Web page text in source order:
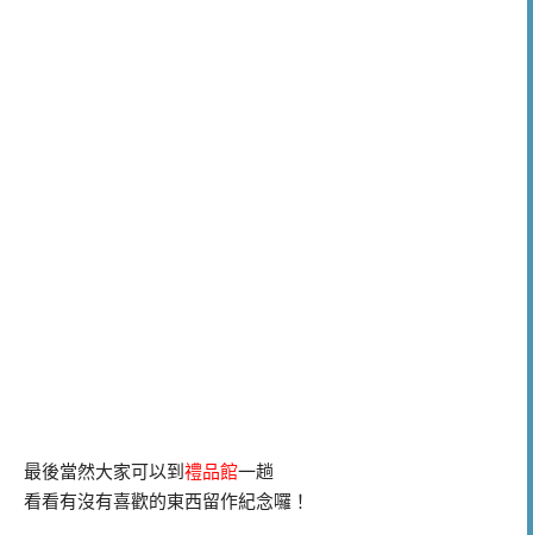
最後當然大家可以到禮品館一趟
看看有沒有喜歡的東西留作紀念囉！